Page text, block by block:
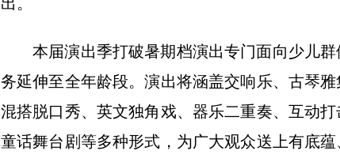
本届演出季打破暑期档演出专门面向少儿
务延伸至全年龄段。演出将涵盖交响乐、古琴
混搭脱口秀、英文独角戏、器乐二重奏、互动打
童话舞台剧等多种形式，为广大观众送上有底